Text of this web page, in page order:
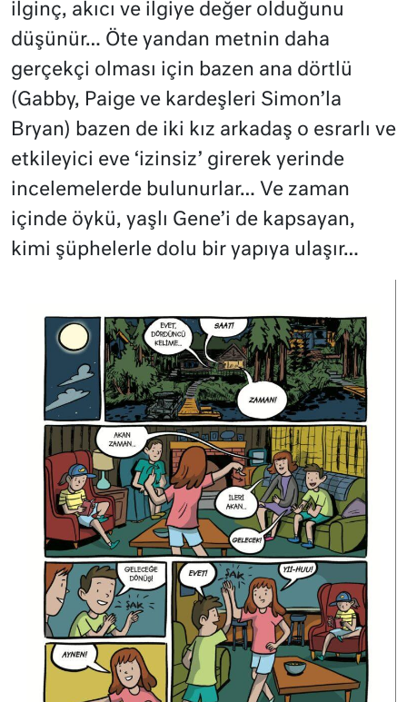
ilginç, akıcı ve ilgiye değer olduğunu
düşünür… Öte yandan metnin daha
gerçekçi olması için bazen ana dörtlü
(Gabby, Paige ve kardeşleri Simon’la
Bryan) bazen de iki kız arkadaş o esrarlı ve
etkileyici eve ‘izinsiz’ girerek yerinde
incelemelerde bulunurlar… Ve zaman
içinde öykü, yaşlı Gene’i de kapsayan,
kimi şüphelerle dolu bir yapıya ulaşır…